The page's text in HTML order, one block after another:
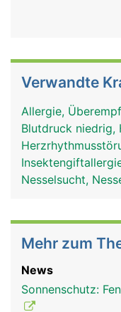
Verwandte
Allergie,
Blutdruck niedrig,
Nesselsucht,
Mehr zum
News
Sonnenschutz: